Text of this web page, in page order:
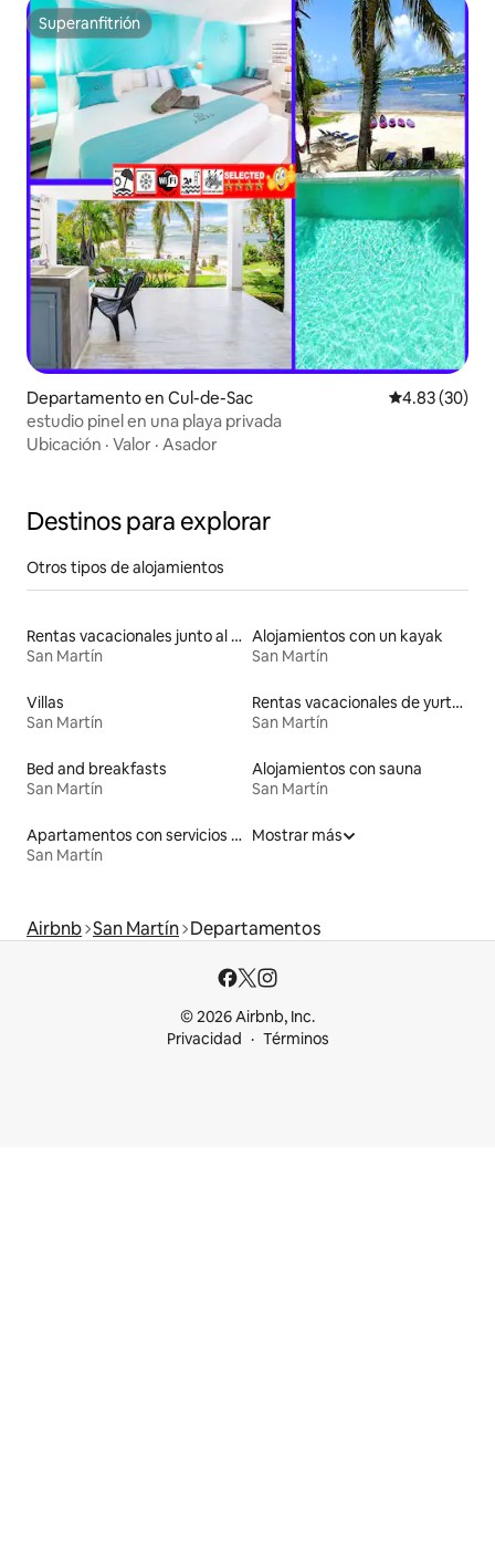
Superanfitrión
Superanfitrión
Departamento en Cul-de-Sac Calificación
4.83 (30)
estudio pinel en una playa privada
Ubicación · Valor · Asador
Destinos para explorar
Otros tipos de alojamientos
Rentas vacacionales junto al agua
San Martín
Alojamientos con un kayak
San Martín
Villas
San Martín
Rentas vacacionales de yurtas con jacuzzi
San Martín
Bed and breakfasts
San Martín
Alojamientos con sauna
San Martín
Apartamentos con servicios incluidos vacacionales
San Martín
Mostrar más
Airbnb San Martín Departamentos
© 2026 Airbnb, Inc.
Privacidad
Términos